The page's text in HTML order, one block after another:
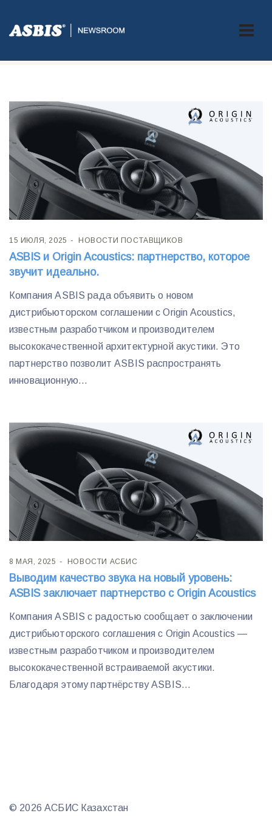
Метка:Origin Acoustics
15 ИЮЛЯ, 2025 НОВОСТИ ПОСТАВЩИКОВ
ASBIS и Origin Acoustics: партнерство, которое
звучит идеально.
Компания ASBIS рада объявить о новом
дистрибьюторском соглашении с Origin Acoustics,
известным разработчиком и производителем
высококачественной архитектурной акустики. Это
партнерство позволит ASBIS распространять
инновационную...
8 МАЯ, 2025 НОВОСТИ АСБИС
Выводим качество звука на новый уровень:
ASBIS заключает партнерство с Origin Acoustics
Компания ASBIS с радостью сообщает о заключении
дистрибьюторского соглашения с Origin Acoustics —
известным разработчиком и производителем
высококачественной встраиваемой акустики.
Благодаря этому партнёрству ASBIS...
© 2026 АСБИС Казахстан